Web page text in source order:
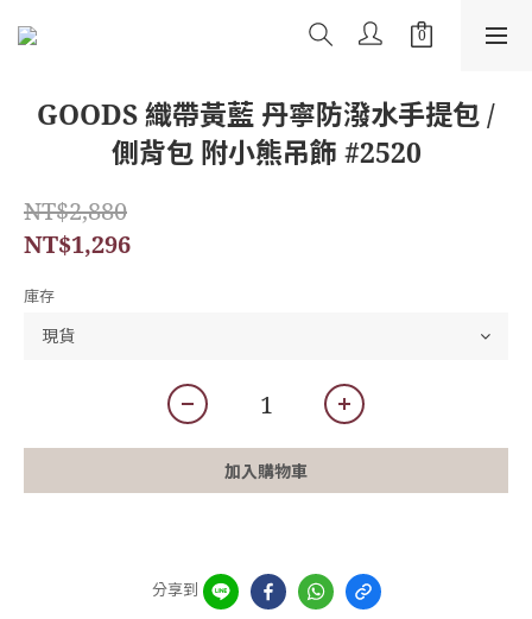
GOODS 織帶黃藍 丹寧防潑水手提包 /
側背包 附小熊吊飾 #2520
NT$2,880
NT$1,296
庫存
加入購物車
分享到